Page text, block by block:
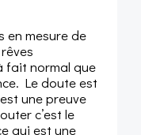
en mesure de
fait normal que
Le doute est
une preuve
c’est le
qui est une